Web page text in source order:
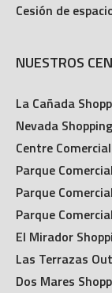
Cesión de
NUESTROS
La Cañada
Nevada Shopping
Centre
Parque
Parque
Parque
El Mirador
Las Terrazas
Dos Mares